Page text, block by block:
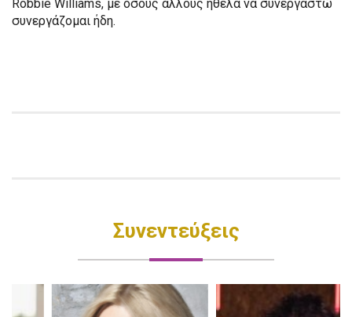
Robbie Williams, με όσους άλλους ήθελα να συνεργαστώ
συνεργάζομαι ήδη.
Συνεντεύξεις